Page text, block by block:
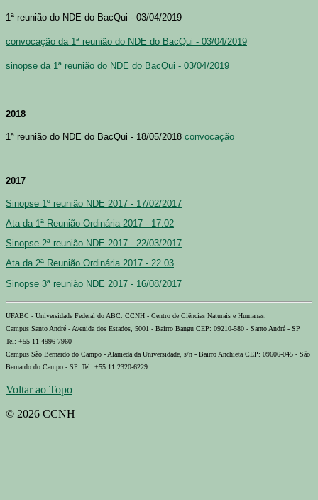
1ª reunião do NDE do BacQui - 03/04/2019
convocação da 1ª reunião do NDE do BacQui - 03/04/2019
sinopse da 1ª reunião do NDE do BacQui - 03/04/2019
2018
1ª reunião do NDE do BacQui - 18/05/2018 convocação
2017
Sinopse 1º reunião NDE 2017 - 17/02/2017
Ata da 1ª Reunião Ordinária 2017 - 17.02
Sinopse 2ª reunião NDE 2017 - 22/03/2017
Ata da 2ª Reunião Ordinária 2017 - 22.03
Sinopse 3ª reunião NDE 2017 - 16/08/2017
UFABC - Universidade Federal do ABC. CCNH - Centro de Ciências Naturais e Humanas.
Campus Santo André - Avenida dos Estados, 5001 - Bairro Bangu CEP: 09210-580 - Santo André - SP
Tel: +55 11 4996-7960
Campus São Bernardo do Campo - Alameda da Universidade, s/n - Bairro Anchieta CEP: 09606-045 - São
Bernardo do Campo - SP. Tel: +55 11 2320-6229
Voltar ao Topo
© 2026 CCNH